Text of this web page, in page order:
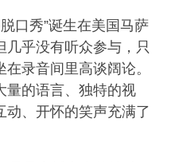
秀”诞生在美国马萨
几乎没有听众参与，只
录音间里高谈阔论。
量的语言、独特的视
动、开怀的笑声充满了